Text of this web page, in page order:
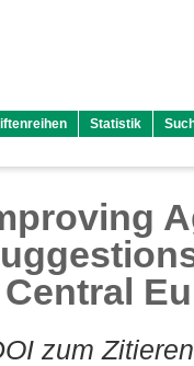
Statistik
Central
zum